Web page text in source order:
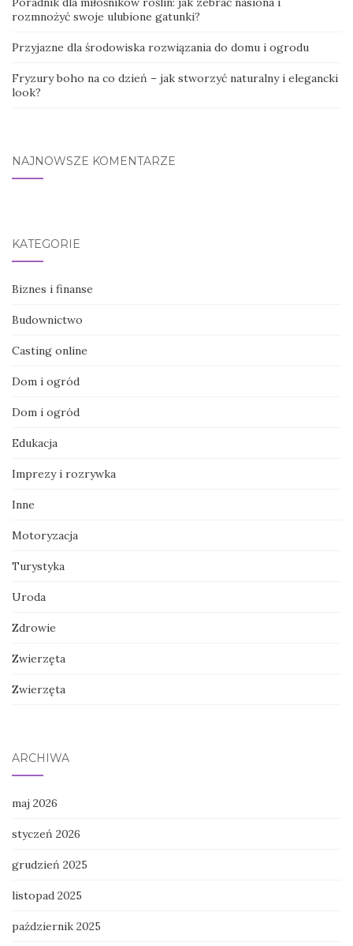
rozmnożyć swoje ulubione gatunki?
Przyjazne dla środowiska rozwiązania do domu i ogrodu
Fryzury boho na co dzień – jak stworzyć naturalny i elegancki
look?
NAJNOWSZE KOMENTARZE
KATEGORIE
Biznes i finanse
Budownictwo
Casting online
Dom i ogród
Dom i ogród
Edukacja
Imprezy i rozrywka
Inne
Motoryzacja
Turystyka
Uroda
Zdrowie
Zwierzęta
Zwierzęta
ARCHIWA
maj 2026
styczeń 2026
grudzień 2025
listopad 2025
październik 2025